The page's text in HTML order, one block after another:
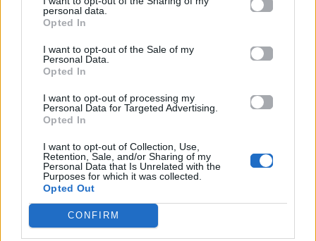
personal data.
Opted In
I want to opt-out of the Sale of my
Personal Data.
Opted In
I want to opt-out of processing my
Personal Data for Targeted Advertising.
Opted In
I want to opt-out of Collection, Use,
Retention, Sale, and/or Sharing of my
Personal Data that Is Unrelated with the
Purposes for which it was collected.
Opted Out
CONFIRM
pop μπορεί να έχει πραγματικό αντίκτυπο στον
κόσμο πέρα από τα charts.